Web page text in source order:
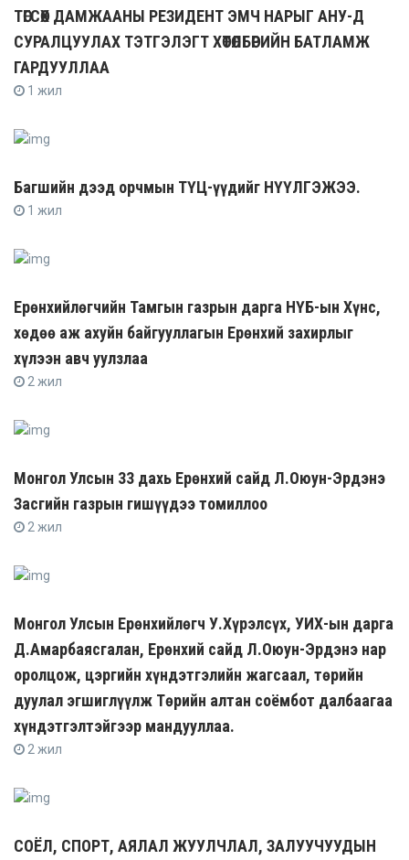
ТӨГСӨХ ДАМЖААНЫ РЕЗИДЕНТ ЭМЧ НАРЫГ АНУ-Д
СУРАЛЦУУЛАХ ТЭТГЭЛЭГТ ХӨТӨЛБӨРИЙН БАТЛАМЖ
ГАРДУУЛЛАА
1 жил
Багшийн дээд орчмын ТҮЦ-үүдийг НҮҮЛГЭЖЭЭ.
1 жил
Ерөнхийлөгчийн Тамгын газрын дарга НҮБ-ын Хүнс,
хөдөө аж ахуйн байгууллагын Ерөнхий захирлыг
хүлээн авч уулзлаа
2 жил
Монгол Улсын 33 дахь Ерөнхий сайд Л.Оюун-Эрдэнэ
Засгийн газрын гишүүдээ томиллоо
2 жил
Монгол Улсын Ерөнхийлөгч У.Хүрэлсүх, УИХ-ын дарга
Д.Амарбаясгалан, Ерөнхий сайд Л.Оюун-Эрдэнэ нар
оролцож, цэргийн хүндэтгэлийн жагсаал, төрийн
дуулал эгшиглүүлж Төрийн алтан соёмбот далбаагаа
хүндэтгэлтэйгээр мандууллаа.
2 жил
СОЁЛ, СПОРТ, АЯЛАЛ ЖУУЛЧЛАЛ, ЗАЛУУЧУУДЫН